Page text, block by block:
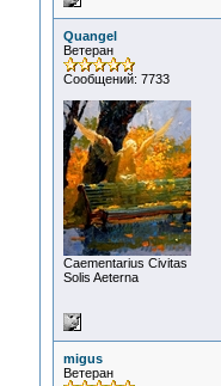
Quangel
Ветеран
Сообщений: 7733
Сaementarius Civitas
Solis Aeterna
migus
Ветеран